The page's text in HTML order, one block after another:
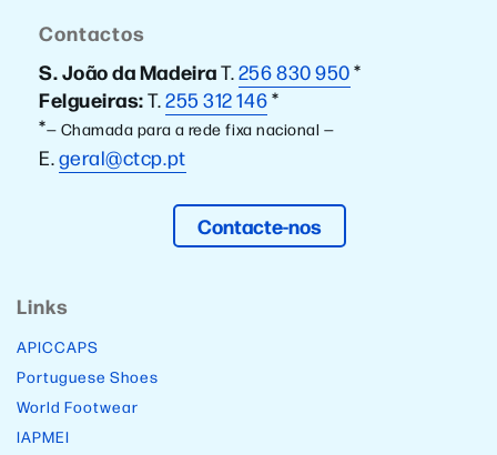
Contactos
S. João da MadeiraT.256 830 950*
Felgueiras:T.255 312 146*
*— Chamada para a rede fixa nacional —
E.geral@ctcp.pt
Contacte-nos
Links
APICCAPS
Portuguese Shoes
World Footwear
IAPMEI